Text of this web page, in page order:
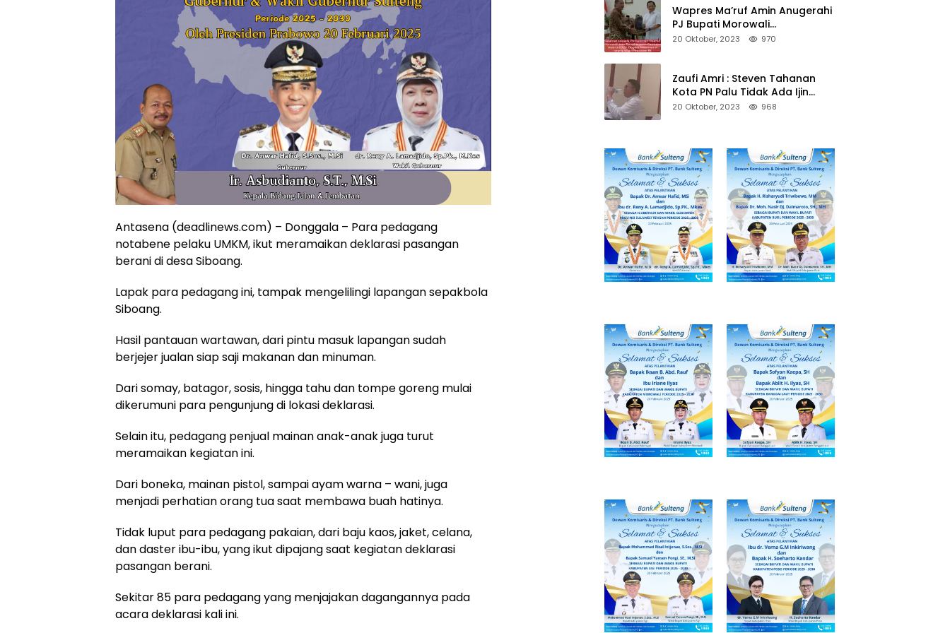
Antasena (deadlinews.com) – Donggala – Para pedagang
notabene pelaku UMKM, ikut meramaikan deklarasi pasangan
berani di desa Siboang.
Lapak para pedagang ini, tampak mengelilingi lapangan sepakbola
Siboang.
Hasil pantauan wartawan, dari pintu masuk lapangan sudah
berjejer jualan siap saji makanan dan minuman.
Dari somay, batagor, sosis, hingga tahu dan tompe goreng mulai
dikerumuni para pengunjung di lokasi deklarasi.
Selain itu, pedagang penjual mainan anak-anak juga turut
meramaikan kegiatan ini.
Dari boneka, mainan pistol, sampai ayam warna – wani, juga
menjadi perhatian orang tua saat membawa buah hatinya.
Tidak luput para pedagang pakaian, dari baju kaos, jaket, celana,
dan daster ibu-ibu, yang ikut dipajang saat kegiatan deklarasi
pasangan berani.
Sekitar 85 para pedagang yang menjajakan dagangannya pada
acara deklarasi kali ini.
Wapres Ma’ruf Amin Anugerahi
PJ Bupati Morowali
Penghargaan Paritrana Award
20 Oktober, 2023 970
Zaufi Amri : Steven Tahanan
Kota PN Palu Tidak Ada Ijin
Keluar Kota
20 Oktober, 2023 968